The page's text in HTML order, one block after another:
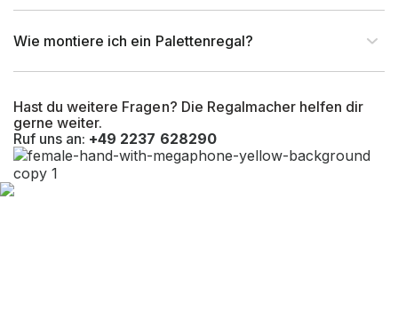
Hast du weitere Fragen? Die Regalmacher helfen dir
gerne weiter.
Ruf uns an: +49 2237 628290
Wie montiere ich ein Palettenregal?